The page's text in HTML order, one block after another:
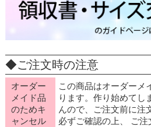
◆ご注文時の注意
オーダー
メイド品
のためキ
ャンセル
この商品はオーダーメ
ります。作り始めてし
んので、ご注文前に注
必ずご確認の上、 ご